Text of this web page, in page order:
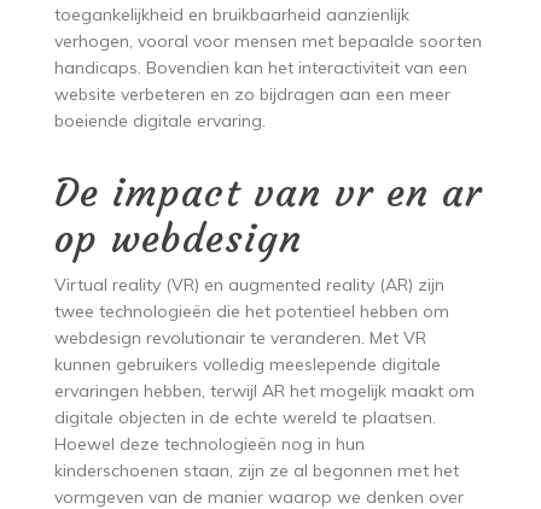
toegankelijkheid en bruikbaarheid aanzienlijk
verhogen, vooral voor mensen met bepaalde soorten
handicaps. Bovendien kan het interactiviteit van een
website verbeteren en zo bijdragen aan een meer
boeiende digitale ervaring.
De impact van vr en ar
op webdesign
Virtual reality (VR) en augmented reality (AR) zijn
twee technologieën die het potentieel hebben om
webdesign revolutionair te veranderen. Met VR
kunnen gebruikers volledig meeslepende digitale
ervaringen hebben, terwijl AR het mogelijk maakt om
digitale objecten in de echte wereld te plaatsen.
Hoewel deze technologieën nog in hun
kinderschoenen staan, zijn ze al begonnen met het
vormgeven van de manier waarop we denken over